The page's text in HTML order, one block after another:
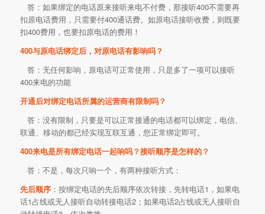
答：如果绑定的电话原来接听来电不付费，那接听400不需要再
扣原电话费用，只需要付400通话费。如原电话接听收费，则既要
扣400费用，也要扣原电话的费用！
400与原电话绑定后，对原电话有影响吗？
答：无任何影响，原电话可正常使用，只是多了一项可以接听
400来电的功能
开通后对绑定电话所属的运营商有限制吗？
答：没有限制，只要是可以正常接通的电话都可以绑定，电信、
联通、移动的都已经实现互联互通，您正常绑定即可。
400来电是所有绑定电话一起响吗？接听顺序是怎样的？
答：不是，每次只响一个，有两种接听方式：
先后顺序：按绑定电话的先后顺序依次转接，先转电话1，如果电
话1占线或无人接听自动转接电话2；如果电话2占线或无人接听自